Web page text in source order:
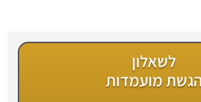
לשאלון
מועמדות